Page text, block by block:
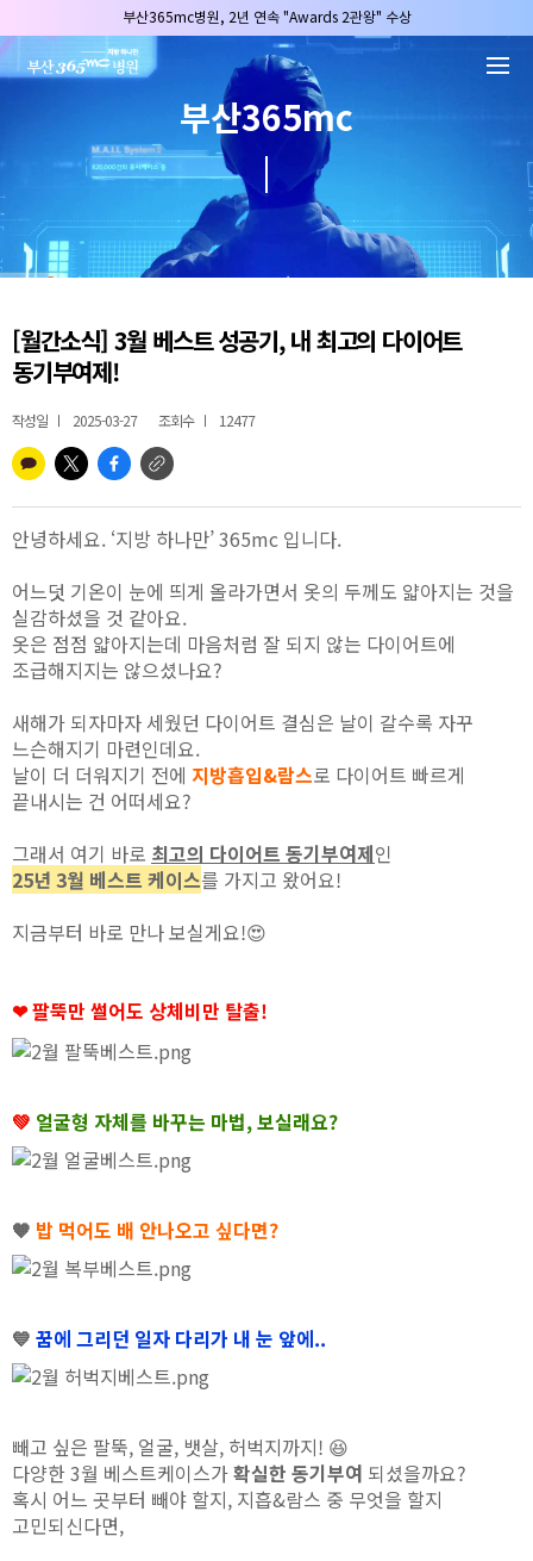
부산365mc병원, 2년 연속 "Awards 2관왕" 수상
2025 "부산365mc 보건복지부 장관상" 수상!
부산365mc병원, 8/15(토) 광복절 정상진료
부산365mc병원, 2년 연속 "Awards 2관왕" 수상
2025 "부산365mc 보건복지부 장관상" 수상!
부산365mc
[월간소식] 3월 베스트 성공기, 내 최고의 다이어트
동기부여제!
작성일 2025-03-27 조회수 12477
안녕하세요. ‘지방 하나만’ 365mc 입니다.
어느덧 기온이 눈에 띄게 올라가면서 옷의 두께도 얇아지는 것을
실감하셨을 것 같아요.
옷은 점점 얇아지는데 마음처럼 잘 되지 않는 다이어트에
조급해지지는 않으셨나요?
새해가 되자마자 세웠던 다이어트 결심은 날이 갈수록 자꾸
느슨해지기 마련인데요.
날이 더 더워지기 전에 지방흡입&람스로 다이어트 빠르게
끝내시는 건 어떠세요?
그래서 여기 바로 최고의 다이어트 동기부여제인
25년 3월 베스트 케이스를 가지고 왔어요!
지금부터 바로 만나 보실게요!😍
❤ 팔뚝만 썰어도 상체비만 탈출!
💚 얼굴형 자체를 바꾸는 마법, 보실래요?
🧡 밥 먹어도 배 안나오고 싶다면?
💙 꿈에 그리던 일자 다리가 내 눈 앞에..
빼고 싶은 팔뚝, 얼굴, 뱃살, 허벅지까지! 😆
다양한 3월 베스트케이스가확실한 동기부여 되셨을까요?
혹시 어느 곳부터 빼야 할지, 지흡&람스 중 무엇을 할지
고민되신다면,